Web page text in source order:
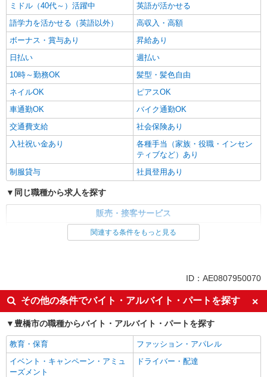
ミドル（40代～）活躍中
英語が活かせる
語学力を活かせる（英語以外）
高収入・高額
ボーナス・賞与あり
昇給あり
日払い
週払い
10時～勤務OK
髪型・髪色自由
ネイルOK
ピアスOK
車通勤OK
バイク通勤OK
交通費支給
社会保険あり
入社祝い金あり
各種手当（家族・役職・インセン
ティブなど）あり
制服貸与
社員登用あり
同じ職種から求人を探す
販売・接客サービス
英語が活かせる
ボーナス・賞与あり
日払い
車通勤OK
交通費支給
社会保険あり
社員登用あり
関連する条件をもっと見る
ID：AE0807950070
その他の条件でバイト・アルバイト・パートを探す
豊橋市の職種からバイト・アルバイト・パートを探す
教育・保育
ファッション・アパレル
イベント・キャンペーン・アミュ
ーズメント
ドライバー・配達